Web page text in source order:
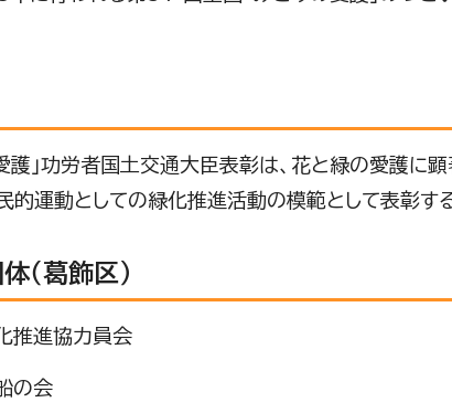
護」功労者国土交通大臣表彰は、花と緑の愛護に
的運動としての緑化推進活動の模範として表彰す
葛飾区）
推進協力員会
の会